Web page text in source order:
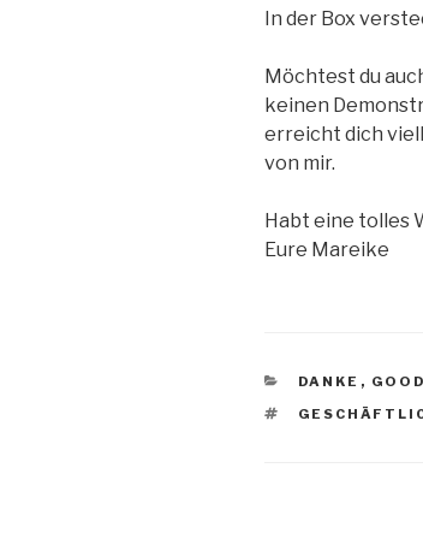
In der Box
Möchtest du
keinen
erreicht dich
von mir.
Habt eine tolles
Eure Mareike
KATEGORIEN
DANKE ,